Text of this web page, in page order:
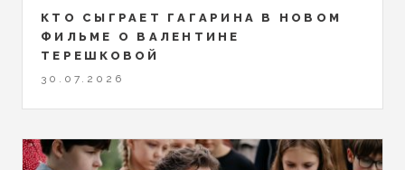
КТО СЫГРАЕТ ГАГАРИНА В НОВОМ
ФИЛЬМЕ О ВАЛЕНТИНЕ
ТЕРЕШКОВОЙ
30.07.2026